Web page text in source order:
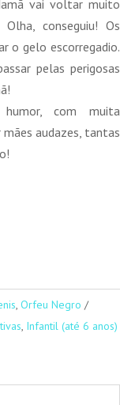
vai voltar muito
conseguiu! Os
o gelo escorregadio.
pelas perigosas
com muita
audazes, tantas
Orfeu Negro
Infantil (até 6 anos)